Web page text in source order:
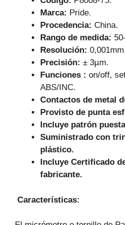
Marca: Pride.
Procedencia: China.
Rango de medida:
Resolución:
Precisión: ± 3µm.
Funciones : on/off,
ABS/INC.
Contactos de metal
Provisto de punta
Incluye patrón
Suministrado con
plástico.
Incluye Certificado
fabricante.
Características: